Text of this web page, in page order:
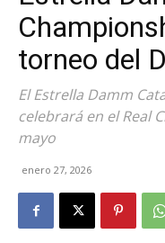
torneo del
El Estrella Damm
celebrará en el Real
mayo
enero 27, 2026